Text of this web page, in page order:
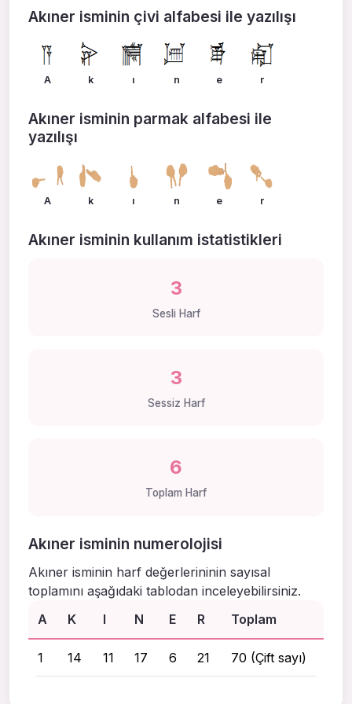
Akıner isminin çivi alfabesi ile yazılışı
A k ı n e r
Akıner isminin parmak alfabesi ile
yazılışı
A k ı n e r
Akıner isminin kullanım istatistikleri
3
Sesli Harf
3
Sessiz Harf
6
Toplam Harf
Akıner isminin numerolojisi
Akıner isminin harf değerlerininin sayısal
toplamını aşağıdaki tablodan inceleyebilirsiniz.
A
K I N E R Toplam
1 14 11 17 6 21 70 (Çift sayı)